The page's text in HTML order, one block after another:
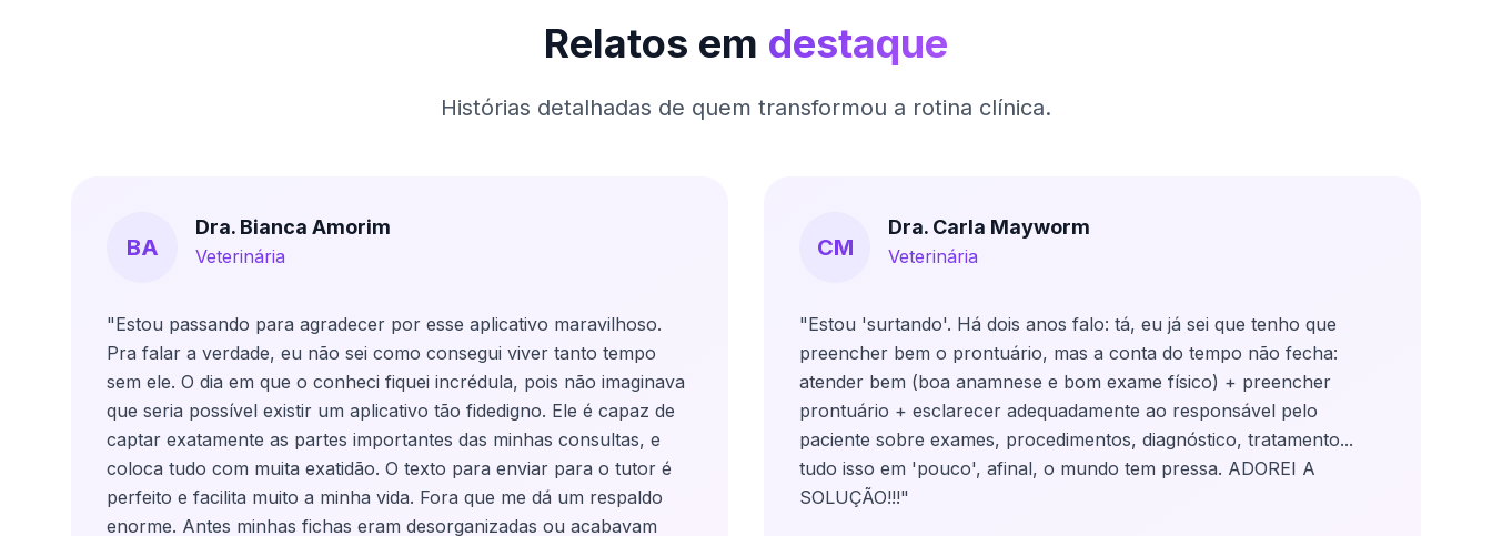
Relatos em destaque
Histórias detalhadas de quem transformou a rotina clínica.
BA
Dra. Bianca Amorim
Veterinária
"Estou passando para agradecer por esse aplicativo maravilhoso.
Pra falar a verdade, eu não sei como consegui viver tanto tempo
sem ele. O dia em que o conheci fiquei incrédula, pois não imaginava
que seria possível existir um aplicativo tão fidedigno. Ele é capaz de
captar exatamente as partes importantes das minhas consultas, e
coloca tudo com muita exatidão. O texto para enviar para o tutor é
perfeito e facilita muito a minha vida. Fora que me dá um respaldo
enorme. Antes minhas fichas eram desorganizadas ou acabavam
CM
Dra. Carla Mayworm
Veterinária
"Estou 'surtando'. Há dois anos falo: tá, eu já sei que tenho que
preencher bem o prontuário, mas a conta do tempo não fecha:
atender bem (boa anamnese e bom exame físico) + preencher
prontuário + esclarecer adequadamente ao responsável pelo
paciente sobre exames, procedimentos, diagnóstico, tratamento...
tudo isso em 'pouco', afinal, o mundo tem pressa. ADOREI A
SOLUÇÃO!!!"